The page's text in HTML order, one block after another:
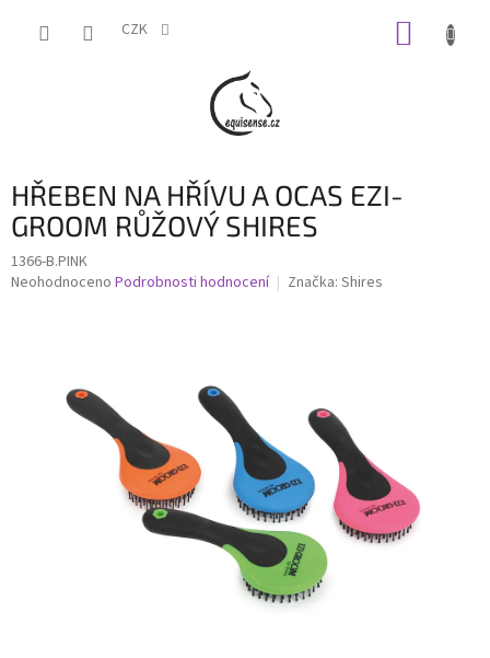
CZK
HŘEBEN NA HŘÍVU A OCAS EZI-
GROOM RŮŽOVÝ SHIRES
1366-B.PINK
Průměrné
Neohodnoceno Podrobnosti hodnocení Značka: Shires